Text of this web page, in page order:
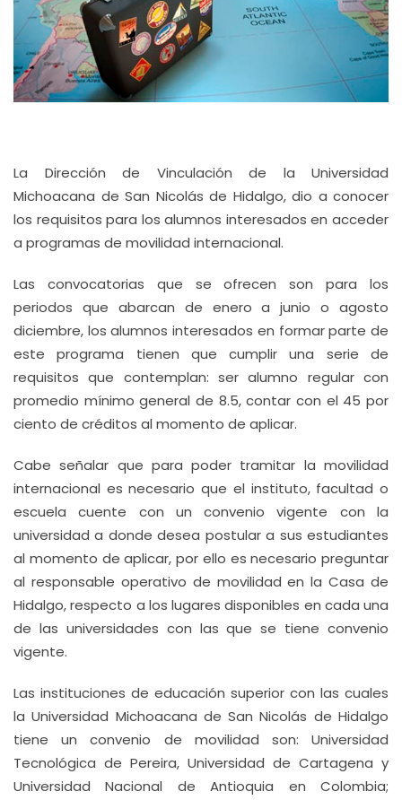
La Dirección de Vinculación de la Universidad
Michoacana de San Nicolás de Hidalgo, dio a conocer
los requisitos para los alumnos interesados en acceder
a programas de movilidad internacional.
Las convocatorias que se ofrecen son para los
periodos que abarcan de enero a junio o agosto
diciembre, los alumnos interesados en formar parte de
este programa tienen que cumplir una serie de
requisitos que contemplan: ser alumno regular con
promedio mínimo general de 8.5, contar con el 45 por
ciento de créditos al momento de aplicar.
Cabe señalar que para poder tramitar la movilidad
internacional es necesario que el instituto, facultad o
escuela cuente con un convenio vigente con la
universidad a donde desea postular a sus estudiantes
al momento de aplicar, por ello es necesario preguntar
al responsable operativo de movilidad en la Casa de
Hidalgo, respecto a los lugares disponibles en cada una
de las universidades con las que se tiene convenio
vigente.
Las instituciones de educación superior con las cuales
la Universidad Michoacana de San Nicolás de Hidalgo
tiene un convenio de movilidad son: Universidad
Tecnológica de Pereira, Universidad de Cartagena y
Universidad Nacional de Antioquia en Colombia;